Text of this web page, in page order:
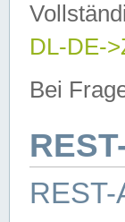
DL-DE-
Bei
REST-